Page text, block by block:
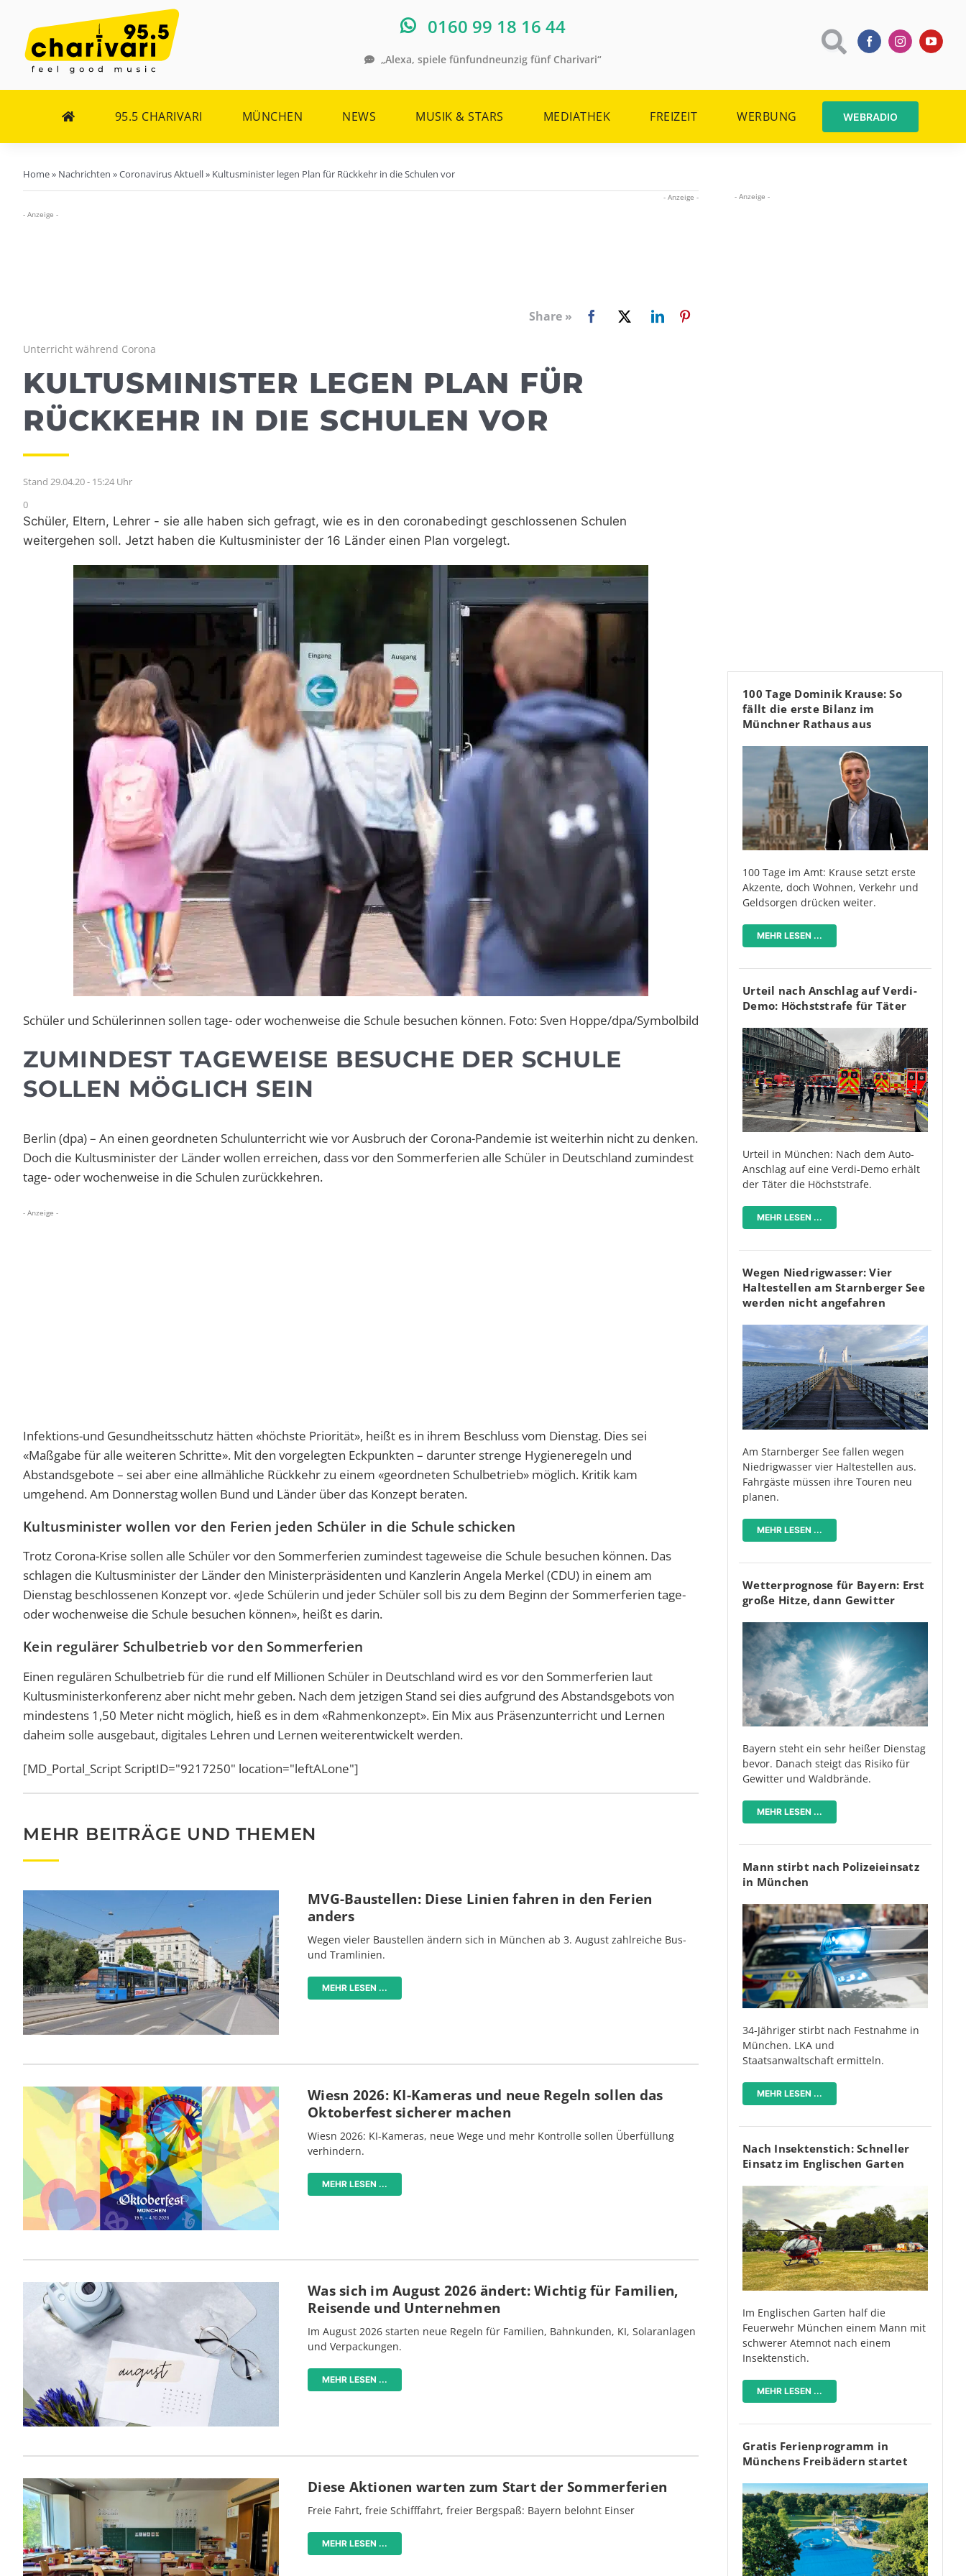
Inhalt
springen
0160 99 18 16 44
„Alexa, spiele fünfundneunzig fünf Charivari“
95.5 CHARIVARI MÜNCHEN NEWS MUSIK & STARS MEDIATHEK FREIZEIT WERBUNG WEBRADIO
Home» Nachrichten »Coronavirus Aktuell» Kultusminister legen Plan für Rückkehr in die Schulen vor
- Anzeige -
- Anzeige -
Share »
Unterricht während Corona
KULTUSMINISTER LEGEN PLAN FÜR
RÜCKKEHR IN DIE SCHULEN VOR
Stand 29.04.20 - 15:24 Uhr
0
Schüler, Eltern, Lehrer - sie alle haben sich gefragt, wie es in den coronabedingt geschlossenen Schulen
weitergehen soll. Jetzt haben die Kultusminister der 16 Länder einen Plan vorgelegt.
Schüler und Schülerinnen sollen tage- oder wochenweise die Schule besuchen können. Foto: Sven Hoppe/dpa/Symbolbild
ZUMINDEST TAGEWEISE BESUCHE DER SCHULE
SOLLEN MÖGLICH SEIN
Berlin (dpa) – An einen geordneten Schulunterricht wie vor Ausbruch der Corona-Pandemie ist weiterhin nicht zu denken.
Doch die Kultusminister der Länder wollen erreichen, dass vor den Sommerferien alle Schüler in Deutschland zumindest
tage- oder wochenweise in die Schulen zurückkehren.
- Anzeige -
Infektions-und Gesundheitsschutz hätten «höchste Priorität», heißt es in ihrem Beschluss vom Dienstag. Dies sei
«Maßgabe für alle weiteren Schritte». Mit den vorgelegten Eckpunkten – darunter strenge Hygieneregeln und
Abstandsgebote – sei aber eine allmähliche Rückkehr zu einem «geordneten Schulbetrieb» möglich. Kritik kam
umgehend. Am Donnerstag wollen Bund und Länder über das Konzept beraten.
Kultusminister wollen vor den Ferien jeden Schüler in die Schule schicken
Trotz Corona-Krise sollen alle Schüler vor den Sommerferien zumindest tageweise die Schule besuchen können. Das
schlagen die Kultusminister der Länder den Ministerpräsidenten und Kanzlerin Angela Merkel (CDU) in einem am
Dienstag beschlossenen Konzept vor. «Jede Schülerin und jeder Schüler soll bis zu dem Beginn der Sommerferien tage-
oder wochenweise die Schule besuchen können», heißt es darin.
Kein regulärer Schulbetrieb vor den Sommerferien
Einen regulären Schulbetrieb für die rund elf Millionen Schüler in Deutschland wird es vor den Sommerferien laut
Kultusministerkonferenz aber nicht mehr geben. Nach dem jetzigen Stand sei dies aufgrund des Abstandsgebots von
mindestens 1,50 Meter nicht möglich, hieß es in dem «Rahmenkonzept». Ein Mix aus Präsenzunterricht und Lernen
daheim solle ausgebaut, digitales Lehren und Lernen weiterentwickelt werden.
[MD_Portal_Script ScriptID="9217250" location="leftALone"]
MEHR BEITRÄGE UND THEMEN
MVG-Baustellen: Diese Linien fahren in den Ferien
anders
Wegen vieler Baustellen ändern sich in München ab 3. August zahlreiche Bus-
und Tramlinien.
MEHR LESEN ...
Wiesn 2026: KI-Kameras und neue Regeln sollen das
Oktoberfest sicherer machen
Wiesn 2026: KI-Kameras, neue Wege und mehr Kontrolle sollen Überfüllung
verhindern.
MEHR LESEN ...
Was sich im August 2026 ändert: Wichtig für Familien,
Reisende und Unternehmen
Im August 2026 starten neue Regeln für Familien, Bahnkunden, KI, Solaranlagen
und Verpackungen.
MEHR LESEN ...
Diese Aktionen warten zum Start der Sommerferien
Freie Fahrt, freie Schifffahrt, freier Bergspaß: Bayern belohnt Einser
MEHR LESEN ...
- Anzeige -
100 Tage Dominik Krause: So
fällt die erste Bilanz im
Münchner Rathaus aus
100 Tage im Amt: Krause setzt erste
Akzente, doch Wohnen, Verkehr und
Geldsorgen drücken weiter.
MEHR LESEN ...
Urteil nach Anschlag auf Verdi-
Demo: Höchststrafe für Täter
Urteil in München: Nach dem Auto-
Anschlag auf eine Verdi-Demo erhält
der Täter die Höchststrafe.
MEHR LESEN ...
Wegen Niedrigwasser: Vier
Haltestellen am Starnberger See
werden nicht angefahren
Am Starnberger See fallen wegen
Niedrigwasser vier Haltestellen aus.
Fahrgäste müssen ihre Touren neu
planen.
MEHR LESEN ...
Wetterprognose für Bayern: Erst
große Hitze, dann Gewitter
Bayern steht ein sehr heißer Dienstag
bevor. Danach steigt das Risiko für
Gewitter und Waldbrände.
MEHR LESEN ...
Mann stirbt nach Polizeieinsatz
in München
34-Jähriger stirbt nach Festnahme in
München. LKA und
Staatsanwaltschaft ermitteln.
MEHR LESEN ...
Nach Insektenstich: Schneller
Einsatz im Englischen Garten
Im Englischen Garten half die
Feuerwehr München einem Mann mit
schwerer Atemnot nach einem
Insektenstich.
MEHR LESEN ...
Gratis Ferienprogramm in
Münchens Freibädern startet